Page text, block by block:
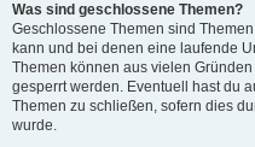
Was sind geschlossene Themen?
Geschlossene Themen sind
kann und bei denen eine laufende
Themen können aus vielen
gesperrt werden. Eventuell hast du
Themen zu schließen, sofern dies
wurde.